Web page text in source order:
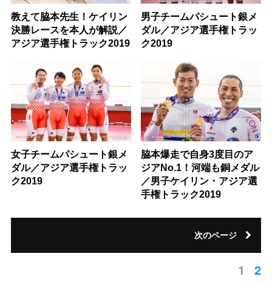
教えて脇本先生！ケイリン
決勝レースを本人が解説／
アジア選手権トラック2019
男子チームパシュート銀メ
ダル／アジア選手権トラッ
ク2019
女子チームパシュート銀メ
ダル／アジア選手権トラッ
ク2019
脇本爆走で自身3度目のア
ジアNo.1！河端も銅メダル
／男子ケイリン・アジア選
手権トラック2019
次のページ
1 2